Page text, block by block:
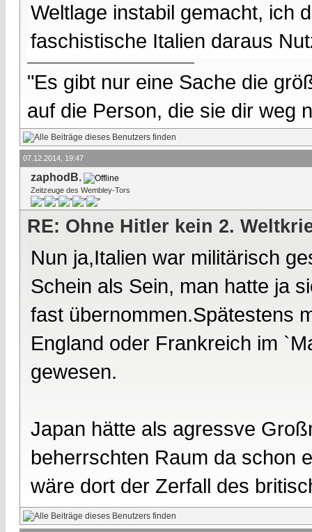
Weltlage instabil gemacht, ich
faschistische Italien daraus
"Es gibt nur eine Sache die
auf die Person, die sie dir weg
07.12.2014, 19:47
zaphodB.
Zeitzeuge des Wembley-Tors
RE: Ohne Hitler kein 2.
Nun ja,Italien war militärisch
Schein als Sein, man hatte ja
fast übernommen.Spätestens
England oder Frankreich im
gewesen.
Japan hätte als agressve
beherrschten Raum da schon
wäre dort der Zerfall des